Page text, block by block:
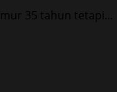
35 tahun tetapi...